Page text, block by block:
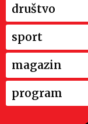
društvo
sport
magazin
program